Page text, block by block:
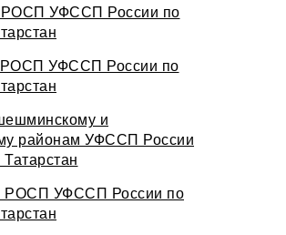
РОСП УФССП России по
РОСП УФССП России по
и
районам УФССП России
РОСП УФССП России по